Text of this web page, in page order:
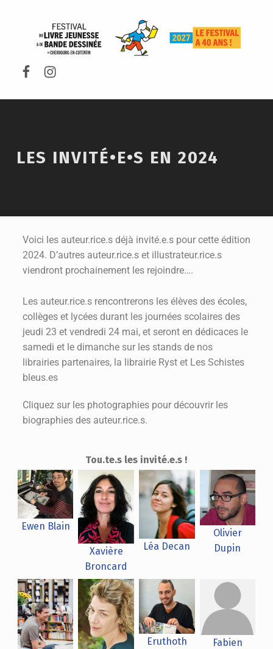
LES INVITÉ•E•S EN 2024
Voici les auteur.rice.s déjà invité.e.s pour cette édition
2024. D’autres auteur.rice.s et illustrateur.rice.s
viendront prochainement les rejoindre….
Les auteur.rice.s rencontrerons les élèves des écoles,
collèges et lycées durant les journées scolaires des
jeudi 23 et vendredi 24 mai, et seront en dédicaces le
samedi et le dimanche sur les stands de nos
librairies partenaires, la librairie Ryst et Les Schistes
bleus.es
Cliquez sur les photographies pour découvrir les
biographies des auteur.rice.s.
Tou.te.s les invité.e.s !
Ewen Blain
Xavière
Broncard
Léa Decan
Olivier
Dupin
Eruthoth
Fabien